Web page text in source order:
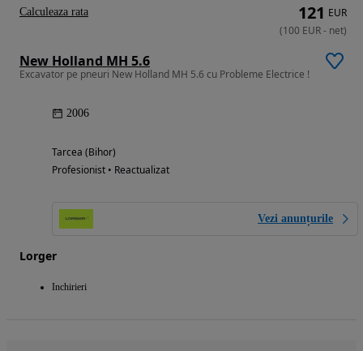
New Holland MH 5.6
Excavator pe pneuri New Holland MH 5.6 cu Probleme Electrice !
2006
Tarcea (Bihor)
Profesionist • Reactualizat
Vezi anunțurile
Lorger
Inchirieri
121 EUR
(100 EUR- net)
Calculeaza rata